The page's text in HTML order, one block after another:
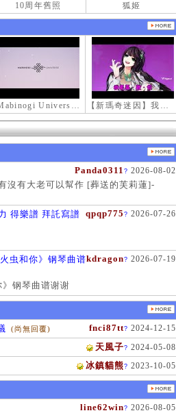
10周年舊照 狐姬
[Mabinogi Universe] 謝謝你來到這個世界... 【新瑪奇迷因】我更喜歡你
Panda0311 ? 2026-08-02
沒有大老可以幫作 [葬送的芙莉蓮]-
qpqp775 ? 2026-07-26
得樂譜 拜託寫譜
kdragon? 2026-07-19
虫和你》钢琴曲谱
钢琴曲谱谢谢
fnci87tt? 2024-12-15
(尚無回覆)
天風子? 2024-05-08
冰鎮貓熊? 2023-10-05
line62win? 2026-08-05